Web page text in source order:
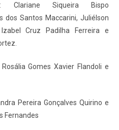
Clariane Siqueira Bispo
dos Santos Maccarini, Juliélson
Cruz Padilha Ferreira e
Gomes Xavier Flandoli e
Pereira Gonçalves Quirino e
Fernandes